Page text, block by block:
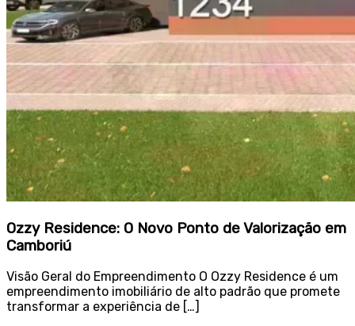
Ozzy Residence: O Novo Ponto de Valorização em
Camboriú
Visão Geral do Empreendimento O Ozzy Residence é um
empreendimento imobiliário de alto padrão que promete
transformar a experiência de […]